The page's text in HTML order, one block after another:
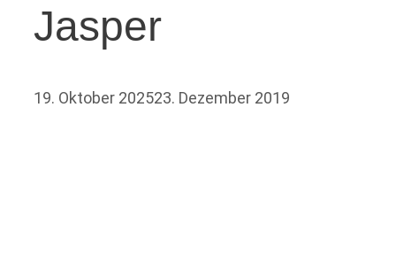
Jasper
19. Oktober 202523. Dezember 2019